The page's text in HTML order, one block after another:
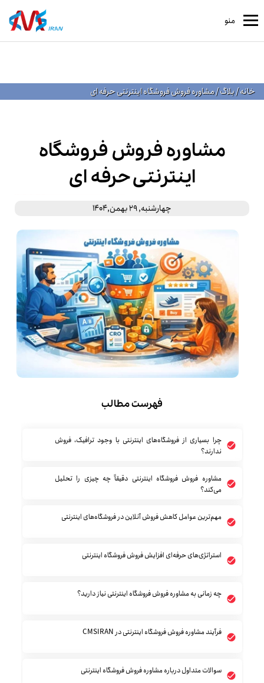
منو
خانه/بلاگ/مشاوره فروش فروشگاه اینترنتی حرفه‌ ای
مشاوره فروش فروشگاه
اینترنتی حرفه‌ ای
چهارشنبه, 29 بهمن,1404
فهرست مطالب
چرا بسیاری از فروشگاه‌های اینترنتی با وجود ترافیک، فروش
ندارند؟
مشاوره فروش فروشگاه اینترنتی دقیقاً چه چیزی را تحلیل
می‌کند؟
مهم‌ترین عوامل کاهش فروش آنلاین در فروشگاه‌های اینترنتی
استراتژی‌های حرفه‌ای افزایش فروش فروشگاه اینترنتی
چه زمانی به مشاوره فروش فروشگاه اینترنتی نیاز دارید؟
فرآیند مشاوره فروش فروشگاه اینترنتی در CMSIRAN
سوالات متداول درباره مشاوره فروش فروشگاه اینترنتی